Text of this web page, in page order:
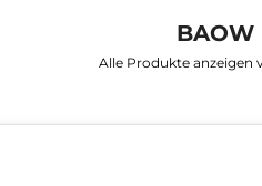
BAOW
Alle Produkte anzeigen